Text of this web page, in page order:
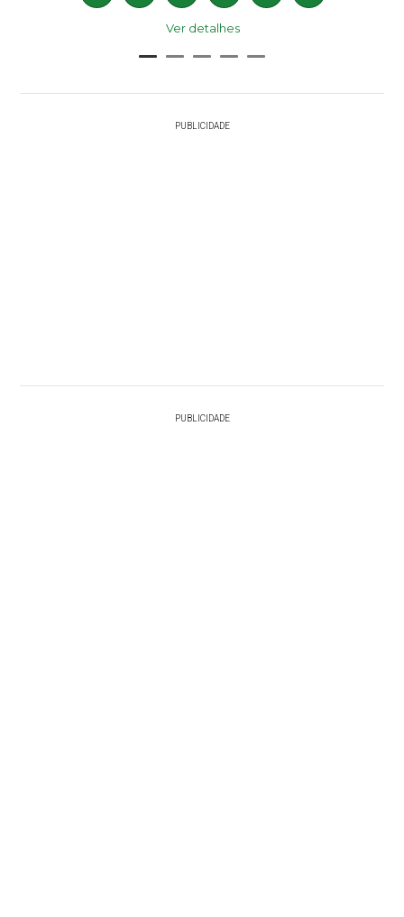
Ver detalhes
PUBLICIDADE
PUBLICIDADE